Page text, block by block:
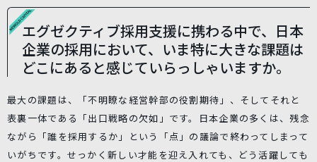
エグゼクティブ採⽤⽀援に携わる中で、⽇本
企業の採⽤において、いま特に⼤きな課題は
どこにあると感じていらっしゃいますか。
最大の課題は、「不明瞭な経営幹部の役割期待」、そしてそれと
表裏一体である「出口戦略の欠如」です。日本企業の多くは、残念
ながら「誰を採用するか」という「点」の議論で終わってしまって
いがちです。せっかく新しい才能を迎え入れても、どう活躍しても